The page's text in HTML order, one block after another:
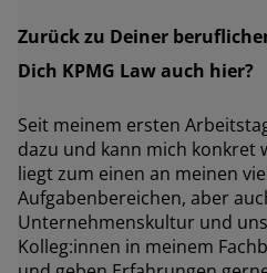
Zurück zu Deiner
Dich KPMG Law auch hier?
Seit meinem ersten
dazu und kann mich konkret
liegt zum einen an meinen
Aufgabenbereichen, aber
Unternehmenskultur und
Kolleg:innen in meinem